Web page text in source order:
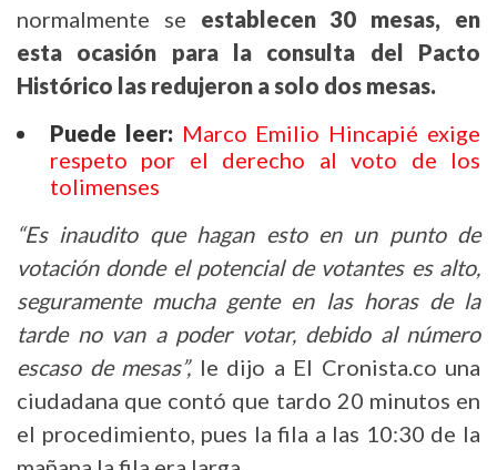
normalmente se establecen 30 mesas, en
esta ocasión para la consulta del Pacto
Histórico las redujeron a solo dos mesas.
Puede leer: Marco Emilio Hincapié exige
respeto por el derecho al voto de los
tolimenses
“Es inaudito que hagan esto en un punto de
votación donde el potencial de votantes es alto,
seguramente mucha gente en las horas de la
tarde no van a poder votar, debido al número
escaso de mesas”, le dijo a El Cronista.co una
ciudadana que contó que tardo 20 minutos en
el procedimiento, pues la fila a las 10:30 de la